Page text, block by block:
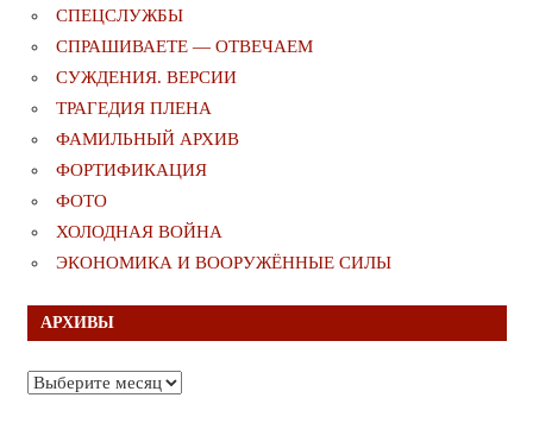
СПЕЦСЛУЖБЫ
СПРАШИВАЕТЕ — ОТВЕЧАЕМ
СУЖДЕНИЯ. ВЕРСИИ
ТРАГЕДИЯ ПЛЕНА
ФАМИЛЬНЫЙ АРХИВ
ФОРТИФИКАЦИЯ
ФОТО
ХОЛОДНАЯ ВОЙНА
ЭКОНОМИКА И ВООРУЖЁННЫЕ СИЛЫ
АРХИВЫ
Архивы